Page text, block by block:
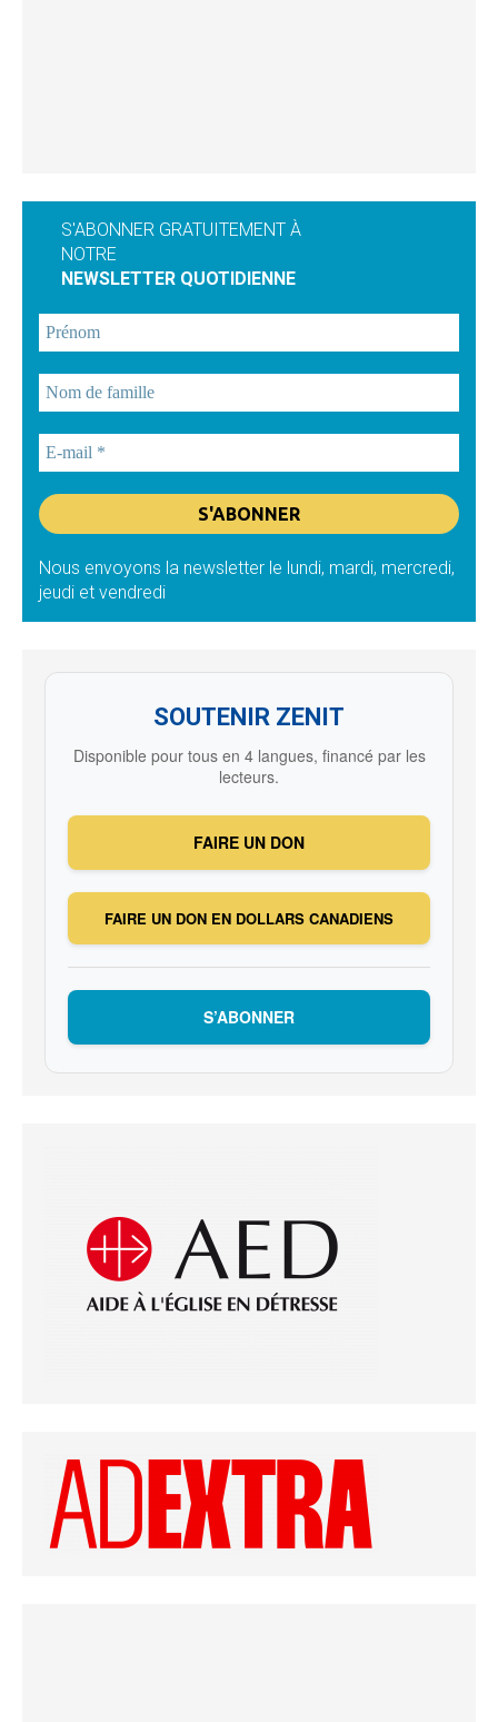
S'ABONNER GRATUITEMENT À
NOTRE
NEWSLETTER QUOTIDIENNE
Nous envoyons la newsletter le lundi, mardi, mercredi,
jeudi et vendredi
SOUTENIR ZENIT
Disponible pour tous en 4 langues, financé par les
lecteurs.
FAIRE UN DON
FAIRE UN DON EN DOLLARS CANADIENS
S’ABONNER